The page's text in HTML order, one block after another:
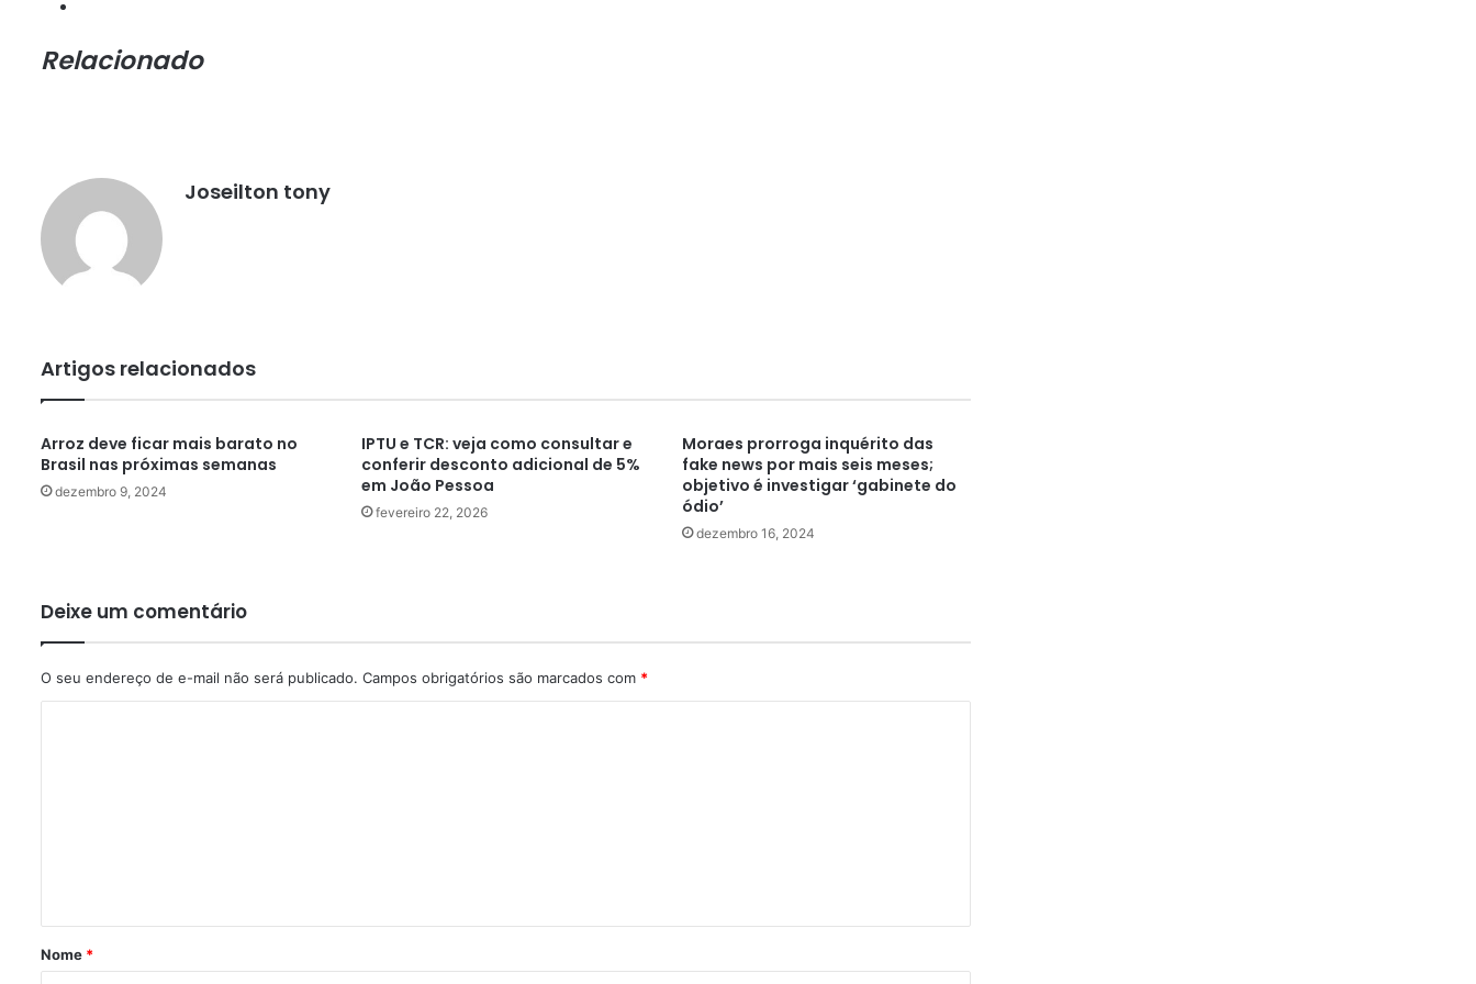
Relacionado
Joseilton tony
Artigos relacionados
Arroz deve ficar mais barato no
Brasil nas próximas semanas
dezembro 9, 2024
IPTU e TCR: veja como consultar e
conferir desconto adicional de 5%
em João Pessoa
fevereiro 22, 2026
Moraes prorroga inquérito das
fake news por mais seis meses;
objetivo é investigar ‘gabinete do
ódio’
dezembro 16, 2024
Deixe um comentário
O seu endereço de e-mail não será publicado. Campos obrigatórios são marcados com *
r
Nome *